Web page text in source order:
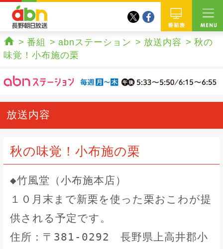
番組
twitterfacebook
ホーム
番組 abnステーション 放送内容
秋の
味覚！小布施の栗
放送内容
秋の味覚！小布施の栗
◆竹風堂（小布施本店）
１０月末まで新栗を使った栗おこわが提
供される予定です。
住所：〒381-0292 長野県上高井郡小